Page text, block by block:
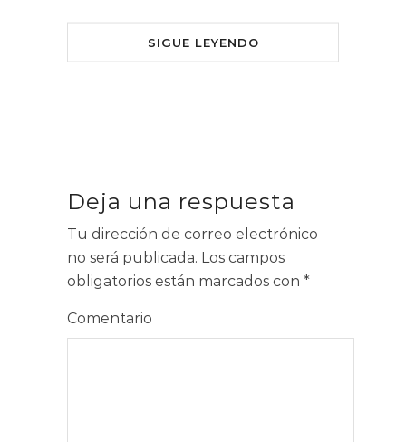
SIGUE LEYENDO
Deja una respuesta
Tu dirección de correo electrónico
no será publicada. Los campos
obligatorios están marcados con *
Comentario